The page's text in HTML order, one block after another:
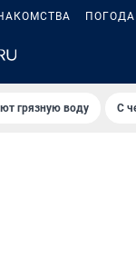
ПОГОДА
грязную воду С